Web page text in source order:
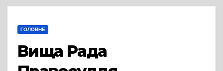
ГОЛОВНЕ
Вища Рада